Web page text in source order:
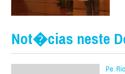
Not�cias neste
Pe.